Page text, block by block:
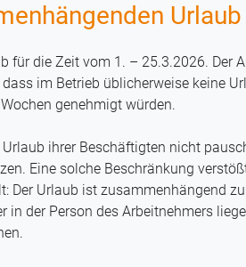
Urlaub
für die Zeit vom 1. – 25.3.2026. Der
im Betrieb üblicherweise keine
genehmigt würden.
ihrer Beschäftigten nicht
Eine solche Beschränkung
Der Urlaub ist zusammenhängend
in der Person des Arbeitnehmers